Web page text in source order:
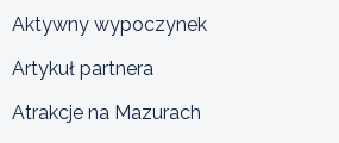
Aktywny wypoczynek
Artykuł partnera
Atrakcje na Mazurach